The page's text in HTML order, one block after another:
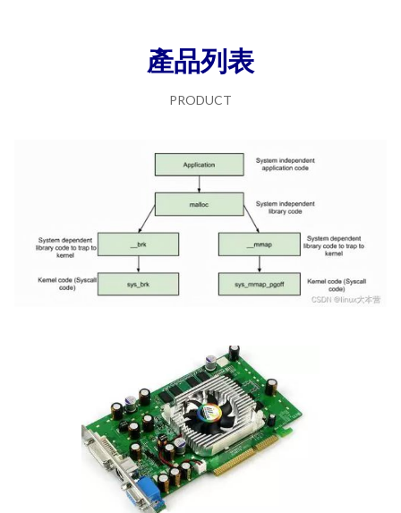
產品列表
PRODUCT